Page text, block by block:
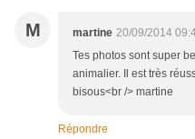
M martine 20/09/2014
Tes photos sont super
animalier. Il est très
bisous<br /> martine
Répondre